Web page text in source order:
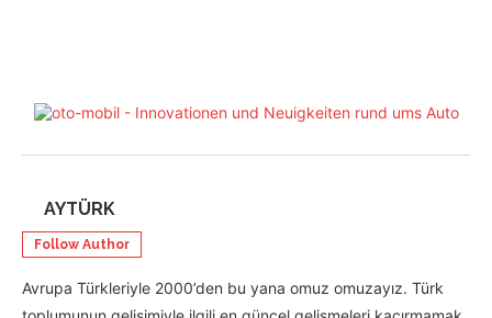
AYTÜRK
Follow Author
Avrupa Türkleriyle 2000’den bu yana omuz omuzayız. Türk